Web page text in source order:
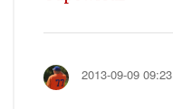
2013-09-09 09:23